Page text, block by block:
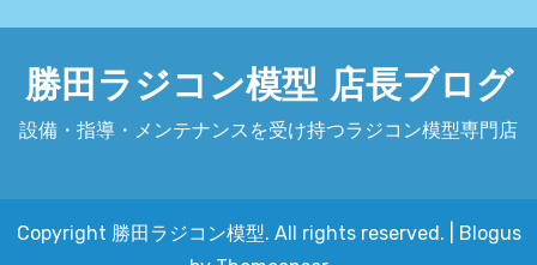
勝田ラジコン模型 店長ブログ
設備・指導・メンテナンスを受け持つラジコン模型専門店
Copyright 勝田ラジコン模型. All rights reserved.
Blogus